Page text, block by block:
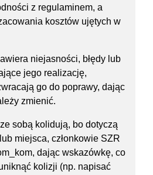
z regulaminem, a
kosztów ujętych w
niejasności, błędy lub
jego realizację,
go do poprawy, dając
zmienić.
sobą kolidują, bo dotyczą
miejsca, członkowie SZR
dając wskazówkę, co
kolizji (np. napisać